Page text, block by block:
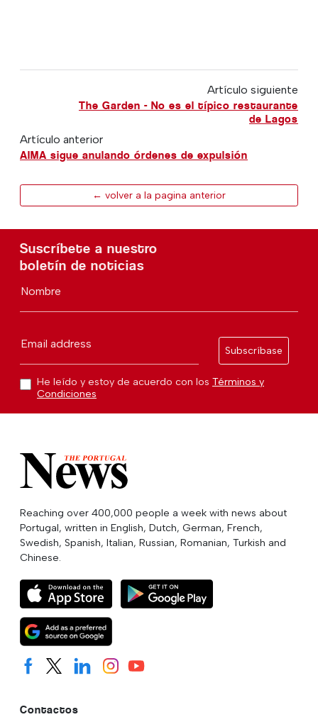
Artículo siguiente
The Garden - No es el típico restaurante
de Lagos
Artículo anterior
AIMA sigue anulando órdenes de expulsión
← volver a la pagina anterior
Suscríbete a nuestro
boletín de noticias
Nombre
Email address
Subscríbase
He leído y estoy de acuerdo con los Términos y
Condiciones
Reaching over 400,000 people a week with news about
Portugal, written in English, Dutch, German, French,
Swedish, Spanish, Italian, Russian, Romanian, Turkish and
Chinese.
Contactos